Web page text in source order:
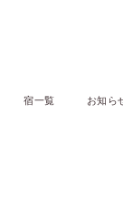
宿一覧 お知ら